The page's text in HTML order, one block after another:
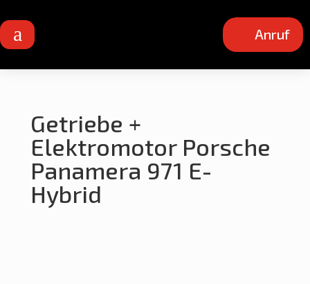
a Anruf
Getriebe +
Elektromotor Porsche
Panamera 971 E-
Hybrid